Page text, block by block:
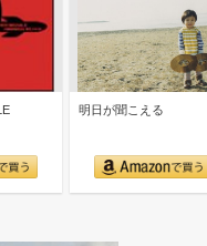
明日が聞こえる